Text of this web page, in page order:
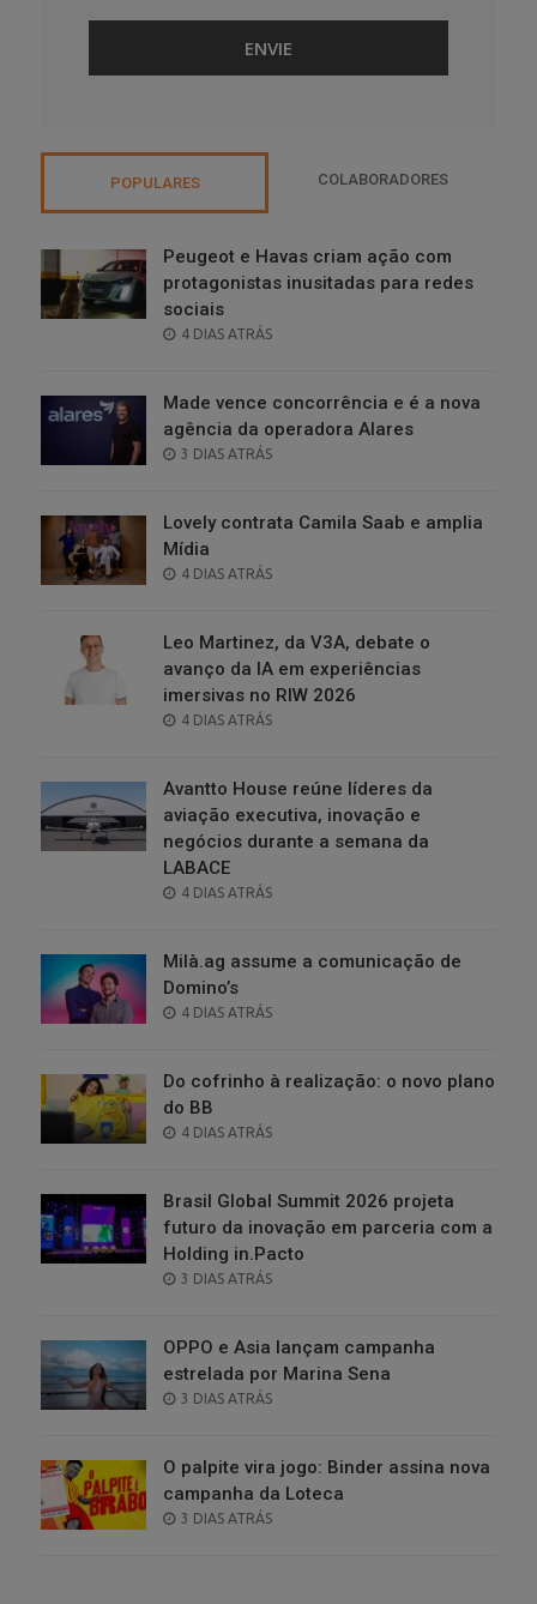
POPULARES COLABORADORES
Peugeot e Havas criam ação com
protagonistas inusitadas para redes
sociais
POSTED
4 DIAS ATRÁS
Made vence concorrência e é a nova
agência da operadora Alares
POSTED
3 DIAS ATRÁS
Lovely contrata Camila Saab e amplia
Mídia
POSTED
4 DIAS ATRÁS
Leo Martinez, da V3A, debate o
avanço da IA em experiências
imersivas no RIW 2026
POSTED
4 DIAS ATRÁS
Avantto House reúne líderes da
aviação executiva, inovação e
negócios durante a semana da
LABACE
POSTED
4 DIAS ATRÁS
Milà.ag assume a comunicação de
Domino’s
POSTED
4 DIAS ATRÁS
Do cofrinho à realização: o novo plano
do BB
POSTED
4 DIAS ATRÁS
Brasil Global Summit 2026 projeta
futuro da inovação em parceria com a
Holding in.Pacto
POSTED
3 DIAS ATRÁS
OPPO e Asia lançam campanha
estrelada por Marina Sena
POSTED
3 DIAS ATRÁS
O palpite vira jogo: Binder assina nova
campanha da Loteca
POSTED
3 DIAS ATRÁS